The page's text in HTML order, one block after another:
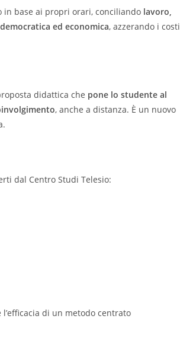
in base ai propri orari, conciliando lavoro,
democratica ed economica, azzerando i costi
didattica che pone lo studente al
, anche a distanza. È un nuovo
dal Centro Studi Telesio:
di un metodo centrato